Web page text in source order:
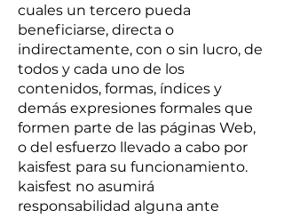
cuales un tercero pueda
beneficiarse, directa o
indirectamente, con o sin lucro, de
todos y cada uno de los
contenidos, formas, índices y
demás expresiones formales que
formen parte de las páginas Web,
o del esfuerzo llevado a cabo por
kaisfest para su funcionamiento.
kaisfest no asumirá
responsabilidad alguna ante